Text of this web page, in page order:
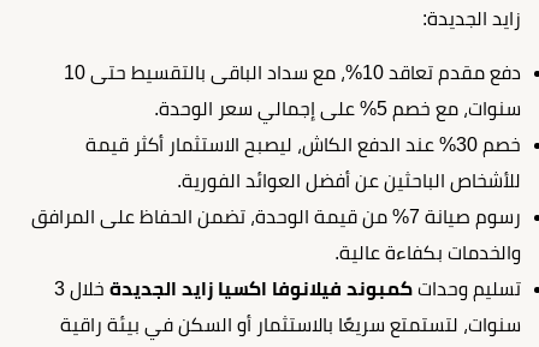
زايد الجديدة:
دفع مقدم تعاقد 10%، مع سداد الباقى بالتقسيط حتى 10
سنوات، مع خصم 5% على إجمالي سعر الوحدة.
خصم 30% عند الدفع الكاش، ليصبح الاستثمار أكثر قيمة
للأشخاص الباحثين عن أفضل العوائد الفورية.
رسوم صيانة 7% من قيمة الوحدة، تضمن الحفاظ على المرافق
والخدمات بكفاءة عالية.
تسليم وحدات كمبوند فيلانوفا اكسيا زايد الجديدة
خلال 3
سنوات، لتستمتع سريعًا بالاستثمار أو السكن في بيئة راقية